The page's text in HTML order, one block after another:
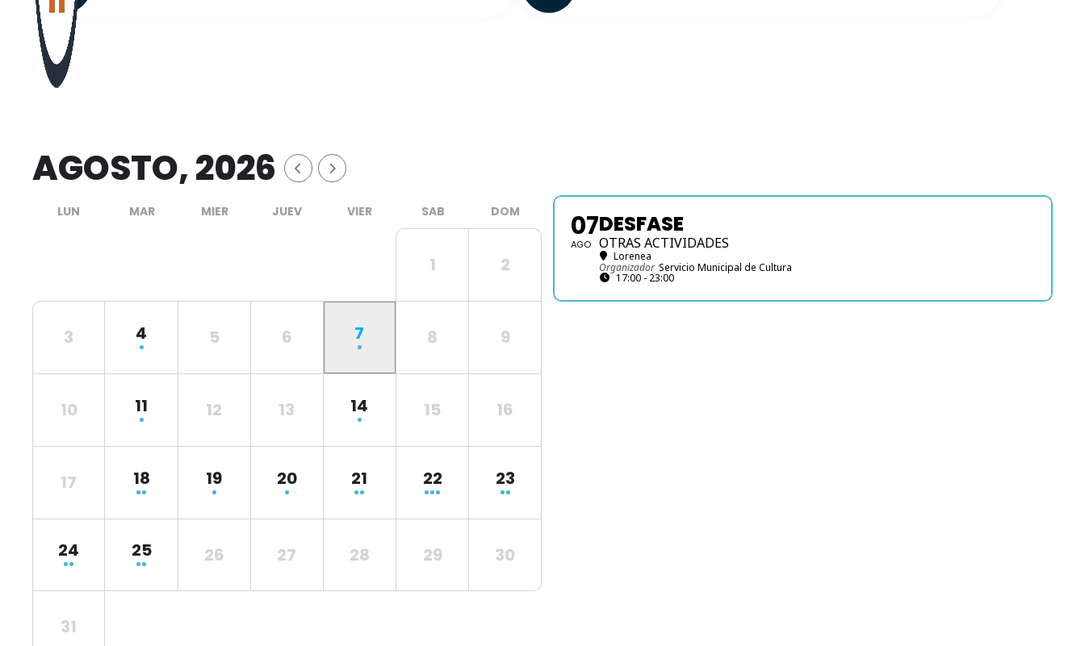
AGOSTO, 2026
LUN MAR MIER JUEV VIER SAB DOM
1 2
3 4 5 6 7 8 9
10 11 12 13 14 15 16
17 18 19 20 21 22 23
24 25 26 27 28 29 30
31
07
AGO
DESFASE
OTRAS ACTIVIDADES
Lorenea
Organizador Servicio Municipal de Cultura
17:00 - 23:00